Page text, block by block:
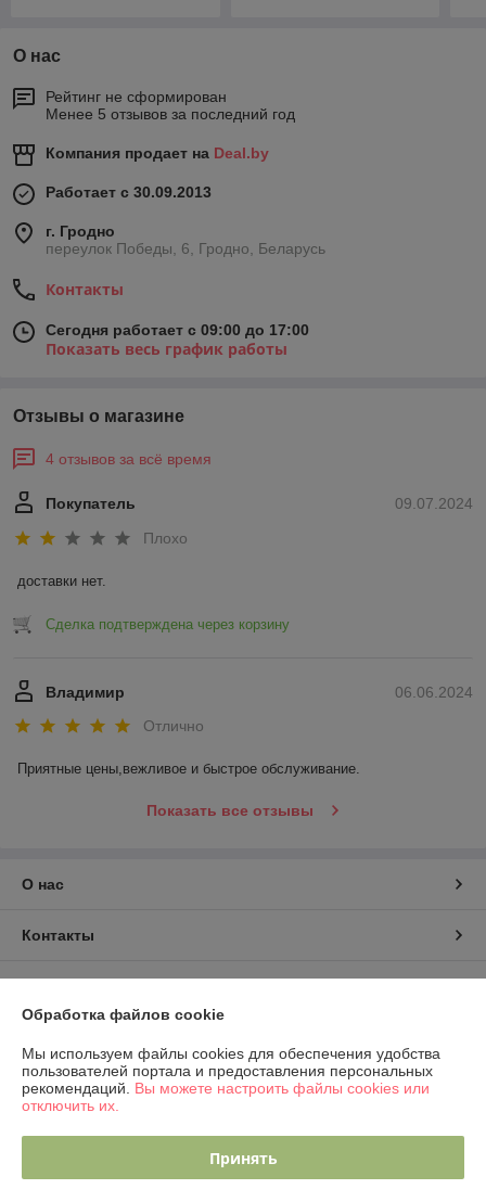
О нас
Рейтинг не сформирован
Менее 5 отзывов за последний год
Компания продает на Deal.by
Работает с 30.09.2013
г. Гродно
переулок Победы, 6, Гродно, Беларусь
Контакты
Сегодня работает с 09:00 до 17:00
Показать весь график работы
Отзывы о магазине
4 отзывов за всё время
09.07.2024
Покупатель
Плохо
доставки нет.
Сделка подтверждена через корзину
06.06.2024
Владимир
Отлично
Приятные цены,вежливое и быстрое обслуживание.
Показать все отзывы
О нас
Контакты
Полная версия сайта
Политика обработки cookies
Обработка файлов cookie
Мы используем файлы cookies для обеспечения удобства
пользователей портала и предоставления персональных
рекомендаций. Вы можете настроить файлы cookies или
отключить их.
Принять